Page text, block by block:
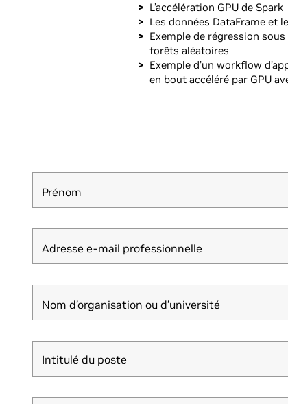
L’accélération GPU de Spark
Les données DataFrame et
Exemple de régression
forêts aléatoires
Exemple d’un workflow
en bout accéléré par GPU
Prénom
Adresse e-mail professionnelle
Nom d’organisation ou d’université
Intitulé du poste
Intitulé du poste